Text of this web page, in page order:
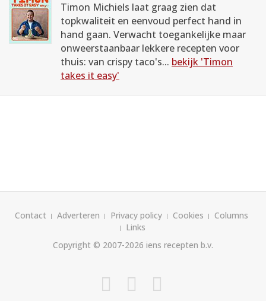
Timon Michiels laat graag zien dat
topkwaliteit en eenvoud perfect hand in
hand gaan. Verwacht toegankelijke maar
onweerstaanbaar lekkere recepten voor
thuis: van crispy taco's... bekijk 'Timon
takes it easy'
Contact Adverteren Privacy policy Cookies
Columns
Links
Copyright © 2007-2026 iens recepten b.v.